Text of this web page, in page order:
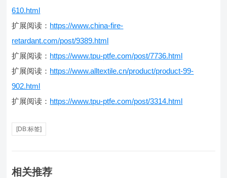
610.html
扩展阅读： https://www.china-fire-
retardant.com/post/9389.html
扩展阅读： https://www.tpu-ptfe.com/post/7736.html
扩展阅读： https://www.alltextile.cn/product/product-99-
902.html
扩展阅读： https://www.tpu-ptfe.com/post/3314.html
[DB:标签]
相关推荐